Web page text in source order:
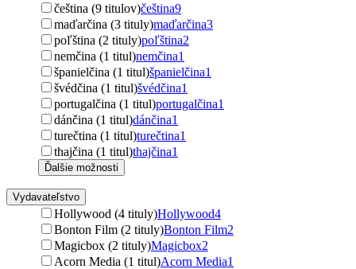
čeština (9 titulov)čeština9
maďarčina (3 tituly)maďarčina3
poľština (2 tituly)poľština2
nemčina (1 titul)nemčina1
španielčina (1 titul)španielčina1
švédčina (1 titul)švédčina1
portugalčina (1 titul)portugalčina1
dánčina (1 titul)dánčina1
turečtina (1 titul)turečtina1
thajčina (1 titul)thajčina1
Ďalšie možnosti
Vydavateľstvo
Hollywood (4 tituly)Hollywood4
Bonton Film (2 tituly)Bonton Film2
Magicbox (2 tituly)Magicbox2
Acorn Media (1 titul)Acorn Media1